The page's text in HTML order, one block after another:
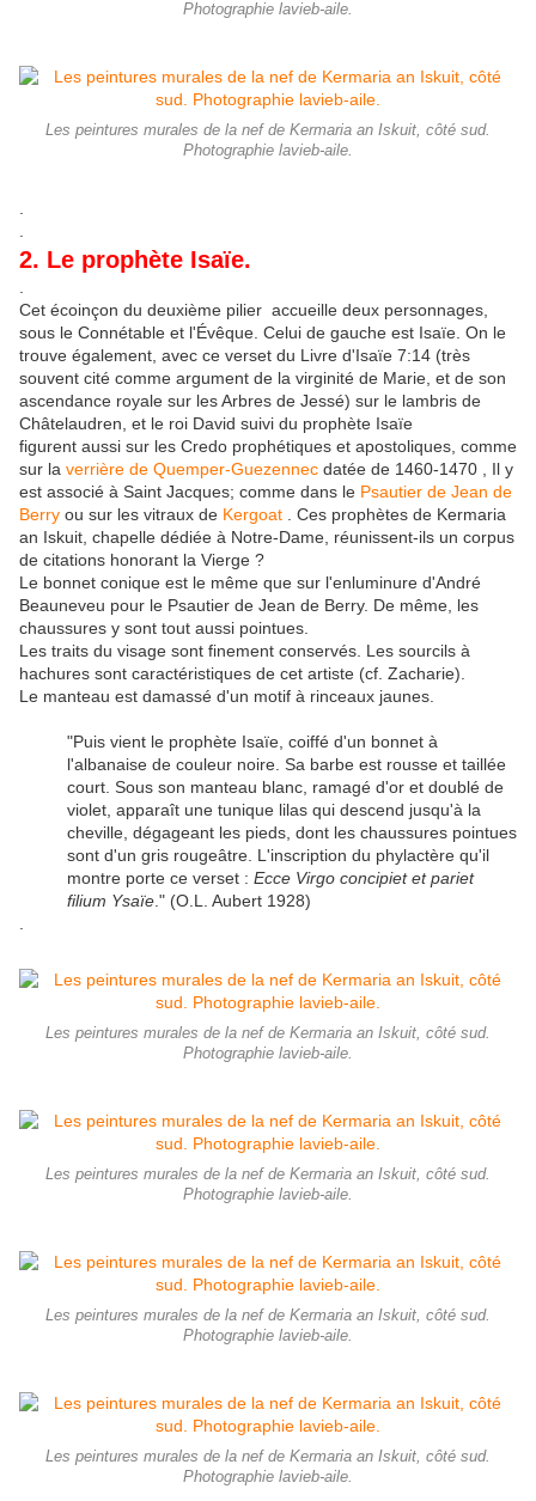
Photographie lavieb-aile.
Les peintures murales de la nef de Kermaria an Iskuit, côté sud.
Photographie lavieb-aile.
2. Le prophète Isaïe.
Cet écoinçon du deuxième pilier accueille deux personnages,
sous le Connétable et l'Évêque. Celui de gauche est Isaïe. On le
trouve également, avec ce verset du Livre d'Isaïe 7:14 (très
souvent cité comme argument de la virginité de Marie, et de son
ascendance royale sur les Arbres de Jessé) sur le lambris de
Châtelaudren, et le roi David suivi du prophète Isaïe
figurent aussi sur les Credo prophétiques et apostoliques, comme
sur la verrière de Quemper-Guezennec datée de 1460-1470 , Il y
est associé à Saint Jacques; comme dans le Psautier de Jean de
Berry ou sur les vitraux de Kergoat . Ces prophètes de Kermaria
an Iskuit, chapelle dédiée à Notre-Dame, réunissent-ils un corpus
de citations honorant la Vierge ?
Le bonnet conique est le même que sur l'enluminure d'André
Beauneveu pour le Psautier de Jean de Berry. De même, les
chaussures y sont tout aussi pointues.
Les traits du visage sont finement conservés. Les sourcils à
hachures sont caractéristiques de cet artiste (cf. Zacharie).
Le manteau est damassé d'un motif à rinceaux jaunes.
"Puis vient le prophète Isaïe, coiffé d'un bonnet à
l'albanaise de couleur noire. Sa barbe est rousse et taillée
court. Sous son manteau blanc, ramagé d'or et doublé de
violet, apparaît une tunique lilas qui descend jusqu'à la
cheville, dégageant les pieds, dont les chaussures pointues
sont d'un gris rougeâtre. L'inscription du phylactère qu'il
montre porte ce verset : Ecce Virgo concipiet et pariet
filium Ysaïe ." (O.L. Aubert 1928)
Les peintures murales de la nef de Kermaria an Iskuit, côté sud.
Photographie lavieb-aile.
Les peintures murales de la nef de Kermaria an Iskuit, côté sud.
Photographie lavieb-aile.
Les peintures murales de la nef de Kermaria an Iskuit, côté sud.
Photographie lavieb-aile.
Les peintures murales de la nef de Kermaria an Iskuit, côté sud.
Photographie lavieb-aile.